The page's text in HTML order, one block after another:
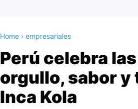
Home › empresariales
Perú celebra
orgullo, sabor
Inca Kola